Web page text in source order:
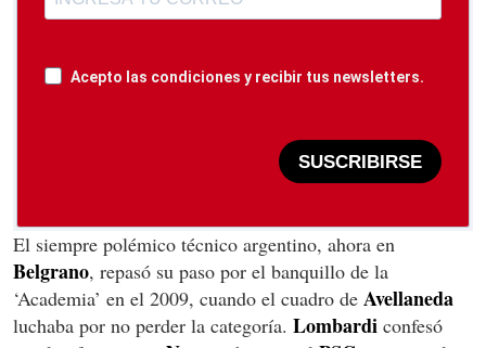
Acepto las condiciones y recibir tus newsletters.
SUSCRIBIRSE
El siempre polémico técnico argentino, ahora en
Belgrano, repasó su paso por el banquillo de la
‘Academia’ en el 2009, cuando el cuadro de Avellaneda
luchaba por no perder la categoría. Lombardi confesó